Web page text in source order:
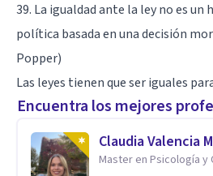
39. La igualdad ante la ley no es un
política basada en una decisión
Popper)
Las leyes tienen que ser iguales
Encuentra los mejores
Claudia Valencia
Master en Psicología y